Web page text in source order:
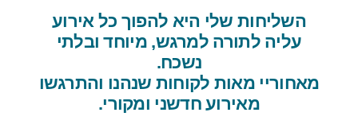
השליחות שלי היא להפוך כל אירוע
עליה לתורה למרגש, מיוחד ובלתי
נשכח.
מאחוריי מאות לקוחות שנהנו והתרגשו
מאירוע חדשני ומקורי.